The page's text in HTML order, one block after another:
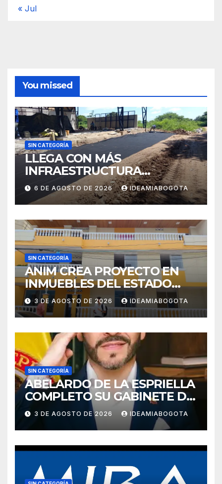
« Jul
You missed
SIN CATEGORÍA
LLEGA CON MÁS
INFRAESTRUCTURA
EDUCATIVA A MAJAGUAL
SUCRE
6 DE AGOSTO DE 2026 IDEAMIABOGOTA
SIN CATEGORÍA
ANIM CREA PROYECTO EN
INMUEBLES DEL ESTADO
PARA VIVIENDA A MADRES
CABEZA DE FAMILIA
3 DE AGOSTO DE 2026 IDEAMIABOGOTA
SIN CATEGORÍA
ABELARDO DE LA ESPRIELLA
COMPLETO SU GABINETE DE
GOBIERNO
3 DE AGOSTO DE 2026 IDEAMIABOGOTA